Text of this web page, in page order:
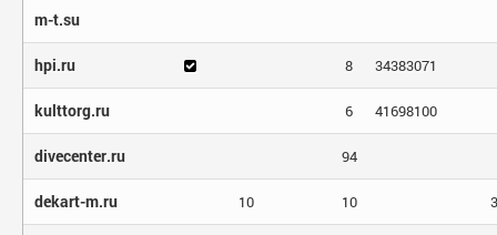
m-t.su
hpi.ru 8 34383071
kulttorg.ru 6 41698100
divecenter.ru 94
dekart-m.ru 10 10